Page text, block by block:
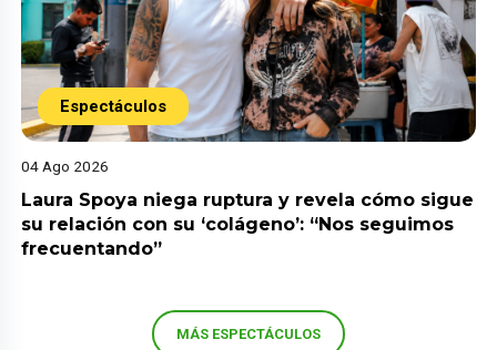
Espectáculos
04 Ago 2026
Laura Spoya niega ruptura y revela cómo sigue
su relación con su ‘colágeno’: “Nos seguimos
frecuentando”
MÁS ESPECTÁCULOS